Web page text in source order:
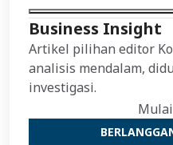
Business Insight
Artikel pilihan editor
analisis mendalam,
investigasi.